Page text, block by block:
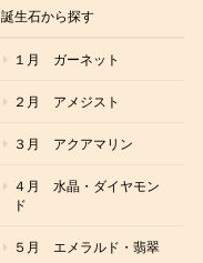
誕生石から探す
１月 ガーネット
２月 アメジスト
３月 アクアマリン
４月 水晶・ダイヤモン
ド
５月 エメラルド・翡翠